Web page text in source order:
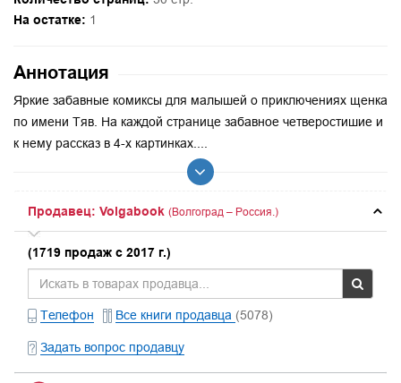
На остатке: 1
Аннотация
Яркие забавные комиксы для малышей о приключениях щенка
по имени Тяв. На каждой странице забавное четверостишие и
к нему рассказ в 4-х картинках....
Продавец: Volgabook (Волгоград – Россия.)
(1719 продаж с 2017 г.)
Телефон Все книги продавца (5078)
Задать вопрос продавцу